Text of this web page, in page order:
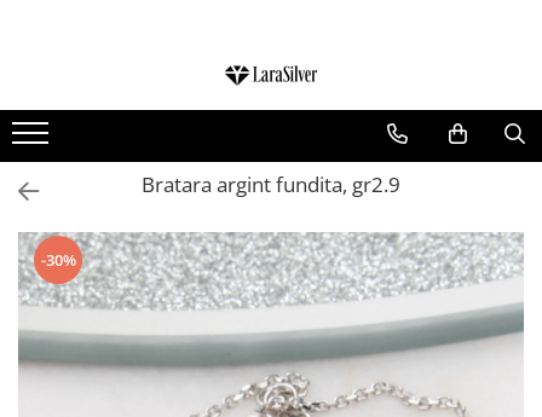
CERCEI ARGINT
BRATARI ARGINT
COLIERE ARGINT
LANTISOARE ARGINT
CRUCIULITE SI ICONITE ARGINT
PANDANTIVE ARGINT
BROSE ARGINT
Bratara argint fundita, gr2.9
-30%